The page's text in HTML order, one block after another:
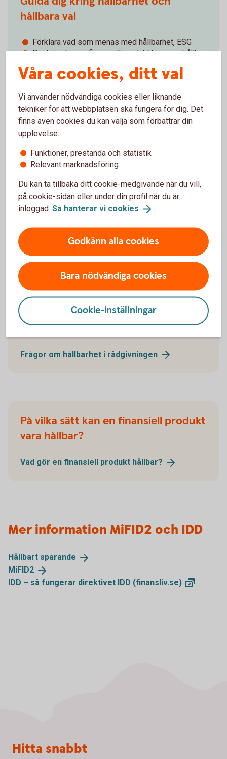
hållbara val
Förklara vad som menas med hållbarhet, ESG
Beskriva hur en finansiell produkt kan vara hållbar
Berätta vilka hållbara val du kan göra
Ta in önskemål om hållbarhet och
Fråga vad du har för önskemål och krav på
hållbarhet i ditt sparande
Förklara hur de produkter vi erbjuder motsvarar
dina krav
Dokumentera dina hållbarhetspreferenser och hur
vår rekommendation möter dina önskemål
Frågor om hållbarhet
Frågor om hållbarhet i rådgivningen
Frågor om hållbarhet i rådgivningen
På vilka sätt kan en finansiell produkt
vara hållbar?
Vad gör en finansiell produkt hållbar?
Mer information MiFID2 och IDD
Hållbart sparande
MiFID2
IDD – så fungerar direktivet IDD (finansliv.se)
Våra cookies, ditt val
Vi använder nödvändiga cookies eller liknande
tekniker för att webbplatsen ska fungera för dig. Det
finns även cookies du kan välja som förbättrar din
upplevelse:
Funktioner, prestanda och statistik
Relevant marknadsföring
Du kan ta tillbaka ditt cookie-medgivande när du vill,
på cookie-sidan eller under din profil när du är
inloggad. Så hanterar vi cookies .
Godkänn alla cookies
Bara nödvändiga cookies
Cookie-inställningar
Sidfot
Hitta snabbt